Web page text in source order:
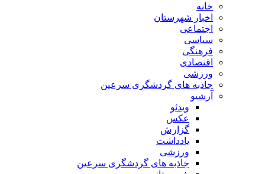
خانه
اخبار شهرستان
اجتماعی
سیاسی
فرهنگی
اقتصادی
ورزشی
جاذبه های گردشگری سرعین
آرشیو
ویدئو
عکس
گزارش
یادداشت
ورزشی
جاذبه های گردشگری سرعین